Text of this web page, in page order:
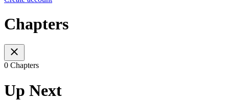
Chapters
0 Chapters
Up Next